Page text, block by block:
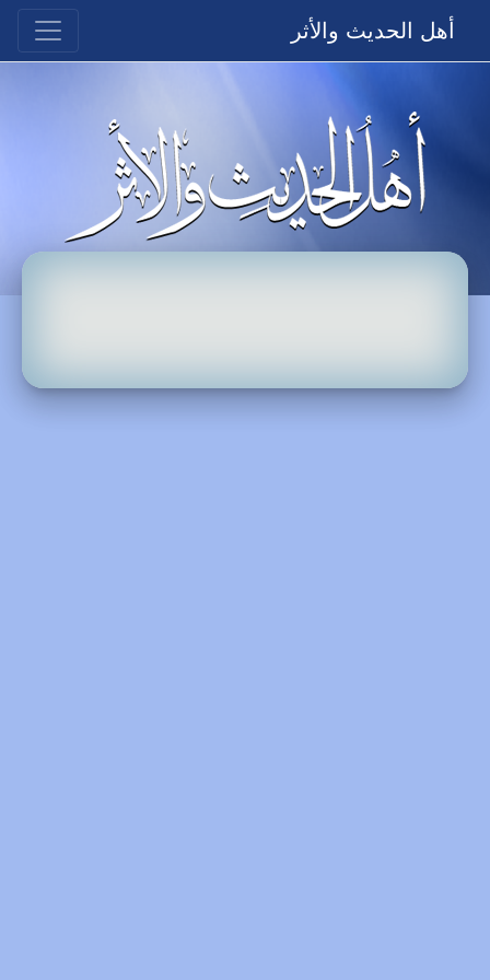
أهل الحديث والأثر